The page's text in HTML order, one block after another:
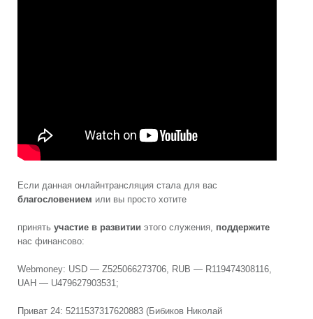
Если данная онлайнтрансляция стала для вас
благословением или вы просто хотите
принятьучастие в развитии этого служения, поддержите
нас финансово:
Webmoney: USD — Z525066273706, RUB — R119474308116,
UAH — U479627903531;
Приват 24: 5211537317620883 (Бибиков Николай